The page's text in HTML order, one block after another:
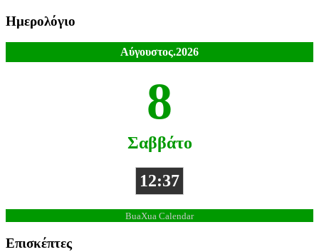
Ημερολόγιο
Αύγουστος.2026
8
Σαββάτο
12:37
BuaXua Calendar
Επισκέπτες